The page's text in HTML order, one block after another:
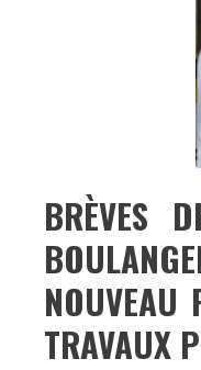
BRÈVES
NOUVEAU
TRAVAUX